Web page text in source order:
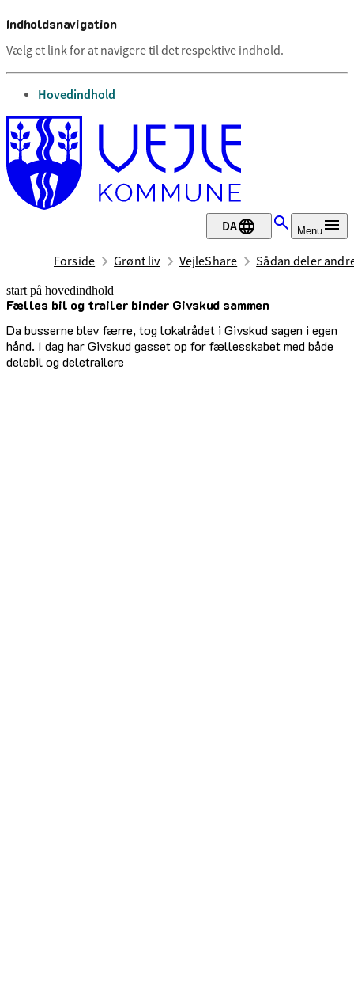
Indholdsnavigation
Vælg et link for at navigere til det respektive indhold.
gå til
Hovedindhold
DA Menu
Forside Grønt liv VejleShare Sådan deler
start på hovedindhold
Fælles bil og trailer binder Givskud sammen
Da busserne blev færre, tog lokalrådet i Givskud sagen i egen
hånd. I dag har Givskud gasset op for fællesskabet med både
delebil og deletrailere
senest opdateret 15. januar 2026